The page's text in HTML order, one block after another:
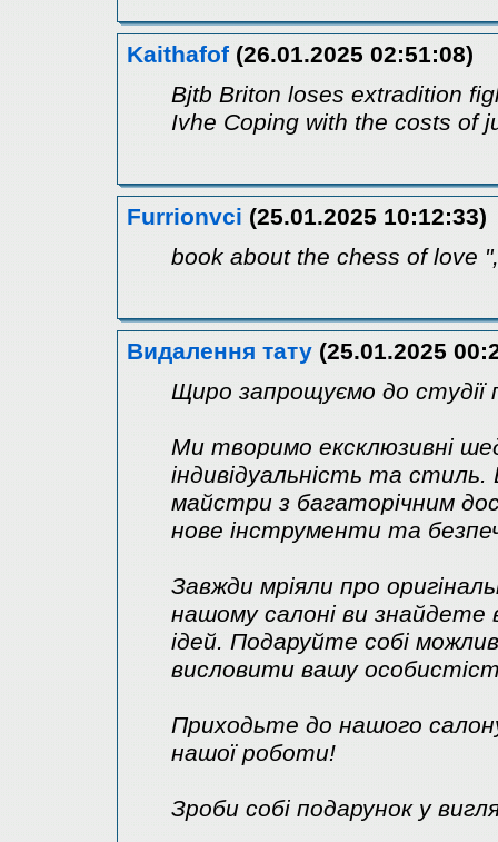
Kaithafof (26.01.2025 02:51:08)
Bjtb Briton loses extradition
Ivhe Coping with the costs of
Furrionvci (25.01.2025 10:12:33)
book about the chess of love
Видалення тату (25.01.2025
Щиро запрощуємо до
Ми творимо ексклюзивні
індивідуальність та
майстри з багаторічним
нове інструменти та
Завжди мріяли про
нашому салоні ви знайдете
ідей. Подаруйте собі
висловити вашу
Приходьте до нашого
нашої роботи!
Зроби собі подарунок у